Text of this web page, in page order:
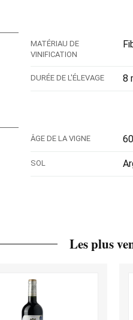
MATÉRIAU DE
VINIFICATION
DURÉE DE L'ÉLEVAGE 8
ÂGE DE LA VIGNE
SOL
Les plus